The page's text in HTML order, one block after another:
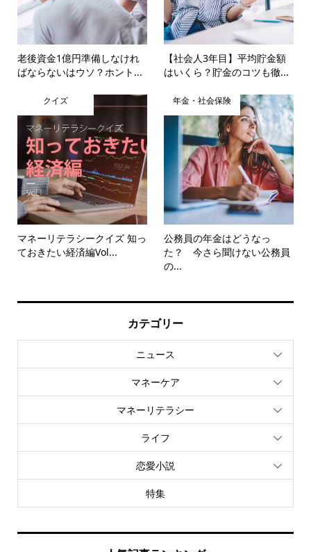
老後資金1億円準備しなけれ
ばならないはウソ？ホント...
【社会人3年目】平均貯金額
はいくら？貯金のコツも徹...
クイズ
マネーリテラシークイズ 知っ
ておきたい経済編Vol...
年金・社会保険
公務員の年金はどうなっ
た？ 今さら聞けない公務員
の...
カテゴリー
ニュース
マネーケア
マネーリテラシー
ライフ
恋愛小説
特集